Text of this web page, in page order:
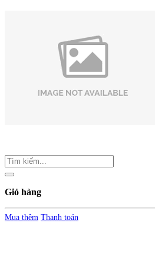
Giỏ hàng
Mua thêm Thanh toán